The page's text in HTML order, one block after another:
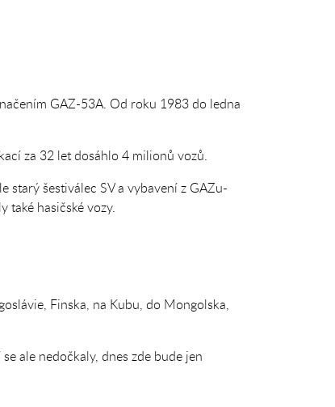
GAZ-53A. Od roku 1983 do ledna
za 32 let dosáhlo 4 milionů vozů.
šestiválec SV a vybavení z GAZu-
také hasičské vozy.
Finska, na Kubu, do Mongolska,
ale nedočkaly, dnes zde bude jen